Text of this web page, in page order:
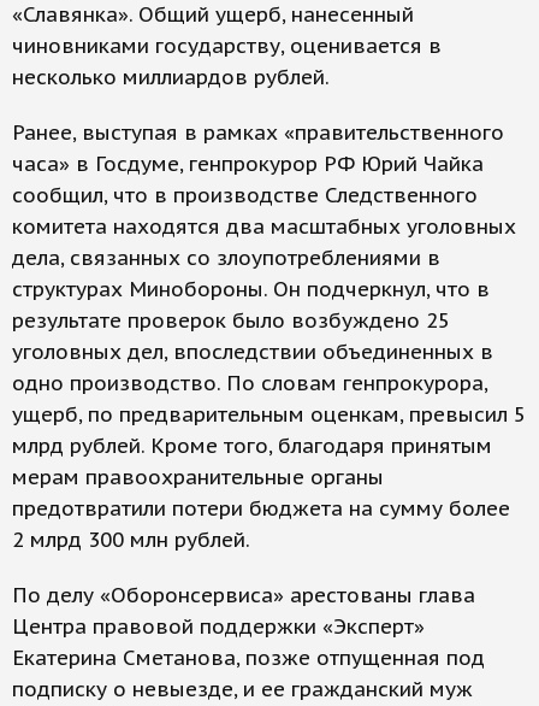
«Славянка». Общий ущерб, нанесенный
чиновниками государству, оценивается в
несколько миллиардов рублей.
Ранее, выступая в рамках «правительственного
часа» в Госдуме, генпрокурор РФ Юрий Чайка
сообщил, что в производстве Следственного
комитета находятся два масштабных уголовных
дела, связанных со злоупотреблениями в
структурах Минобороны. Он подчеркнул, что в
результате проверок было возбуждено 25
уголовных дел, впоследствии объединенных в
одно производство. По словам генпрокурора,
ущерб, по предварительным оценкам, превысил 5
млрд рублей. Кроме того, благодаря принятым
мерам правоохранительные органы
предотвратили потери бюджета на сумму более
2 млрд 300 млн рублей.
По делу «Оборонсервиса» арестованы глава
Центра правовой поддержки «Эксперт»
Екатерина Сметанова, позже отпущенная под
подписку о невыезде, и ее гражданский муж